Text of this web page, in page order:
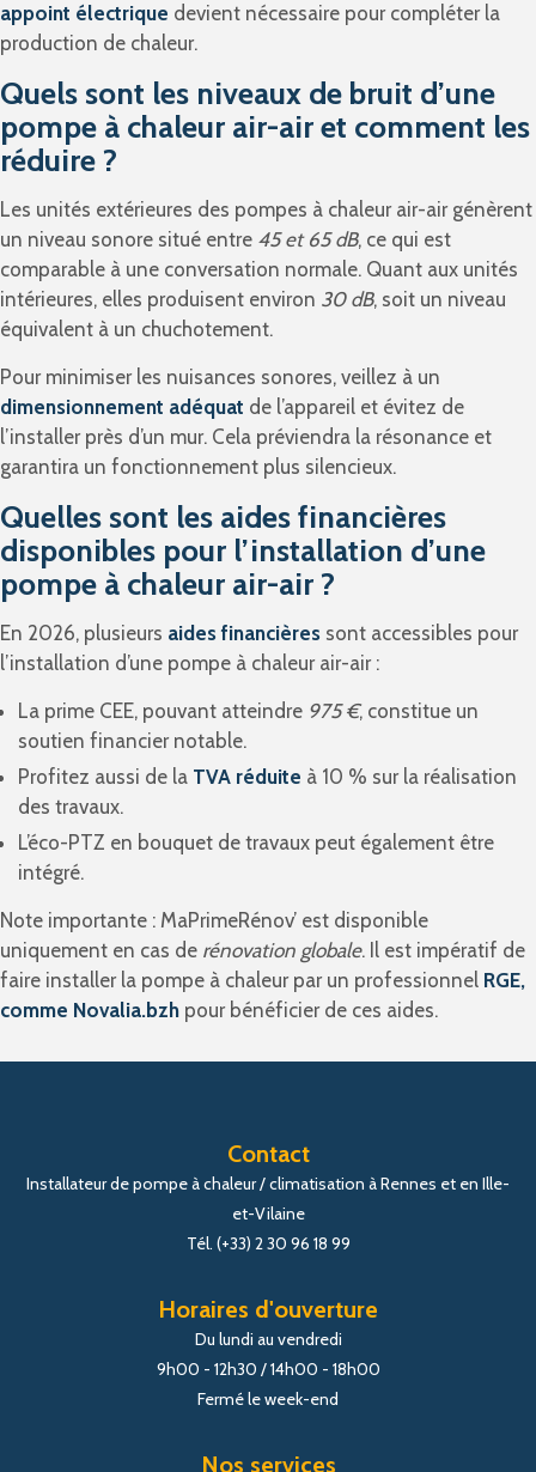
appoint électrique devient nécessaire pour compléter la
production de chaleur.
Quels sont les niveaux de bruit d’une
pompe à chaleur air-air et comment les
réduire ?
Les unités extérieures des pompes à chaleur air-air génèrent
un niveau sonore situé entre 45 et 65 dB, ce qui est
comparable à une conversation normale. Quant aux unités
intérieures, elles produisent environ 30 dB, soit un niveau
équivalent à un chuchotement.
Pour minimiser les nuisances sonores, veillez à un
dimensionnement adéquat de l’appareil et évitez de
l’installer près d’un mur. Cela préviendra la résonance et
garantira un fonctionnement plus silencieux.
Quelles sont les aides financières
disponibles pour l’installation d’une
pompe à chaleur air-air ?
En 2026, plusieurs aides financières sont accessibles pour
l’installation d’une pompe à chaleur air-air :
La prime CEE, pouvant atteindre 975 €, constitue un
soutien financier notable.
Profitez aussi de la TVA réduite à 10 % sur la réalisation
des travaux.
L’éco-PTZ en bouquet de travaux peut également être
intégré.
Note importante : MaPrimeRénov’ est disponible
uniquement en cas de rénovation globale. Il est impératif de
faire installer la pompe à chaleur par un professionnel RGE,
comme Novalia.bzh pour bénéficier de ces aides.
Contact
Installateur de pompe à chaleur / climatisation à Rennes et en Ille-
et-Vilaine
Tél. (+33) 2 30 96 18 99
Horaires d'ouverture
Du lundi au vendredi
9h00 - 12h30 / 14h00 - 18h00
Fermé le week-end
Nos services